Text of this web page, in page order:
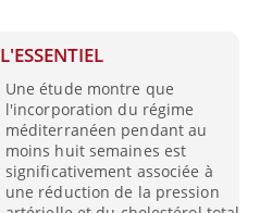
L'ESSENTIEL
Une étude montre que
l'incorporation du régime
méditerranéen pendant au
moins huit semaines est
significativement associée à
une réduction de la pression